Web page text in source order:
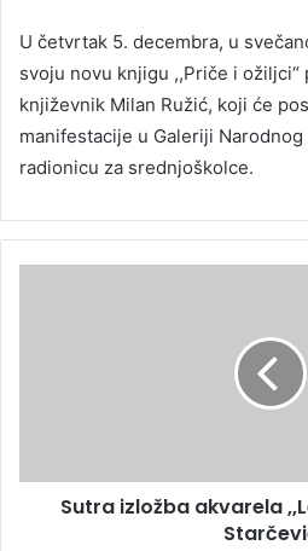
U četvrtak 5. decembra, u
svoju novu knjigu ,,Priče i ožiljci“
književnik Milan Ružić, koji će
manifestacije u Galeriji
radionicu za srednjoškolce.
Sutra izložba akvarela